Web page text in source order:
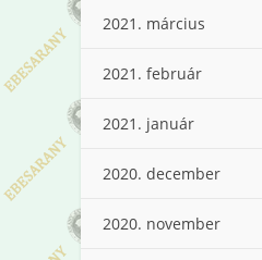
2021. március
2021. február
2021. január
2020. december
2020. november